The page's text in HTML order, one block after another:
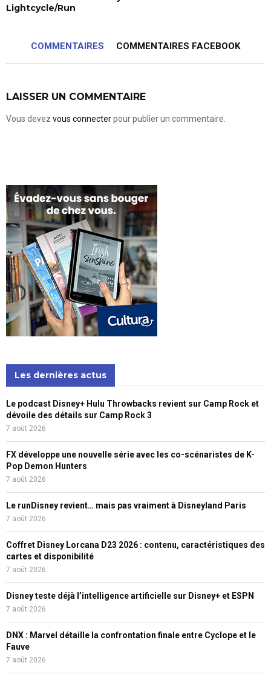
Lightcycle/Run
COMMENTAIRES COMMENTAIRES FACEBOOK
LAISSER UN COMMENTAIRE
Vous devez vous connecterpour publier un commentaire.
Les dernières actus
Le podcast Disney+ Hulu Throwbacks revient sur Camp Rock et
dévoile des détails sur Camp Rock 3
7 août 2026
FX développe une nouvelle série avec les co-scénaristes de K-
Pop Demon Hunters
7 août 2026
Le runDisney revient… mais pas vraiment à Disneyland Paris
7 août 2026
Coffret Disney Lorcana D23 2026 : contenu, caractéristiques des
cartes et disponibilité
7 août 2026
Disney teste déjà l’intelligence artificielle sur Disney+ et ESPN
7 août 2026
DNX : Marvel détaille la confrontation finale entre Cyclope et le
Fauve
7 août 2026